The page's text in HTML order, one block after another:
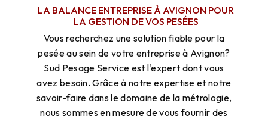
LA BALANCE ENTREPRISE À AVIGNON POUR
LA GESTION DE VOS PESÉES
Vous recherchez une solution fiable pour la
pesée au sein de votre entreprise à Avignon?
Sud Pesage Service est l'expert dont vous
avez besoin. Grâce à notre expertise et notre
savoir-faire dans le domaine de la métrologie,
nous sommes en mesure de vous fournir des